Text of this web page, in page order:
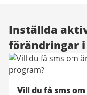
Inställda
förändringar
Vill du få sms